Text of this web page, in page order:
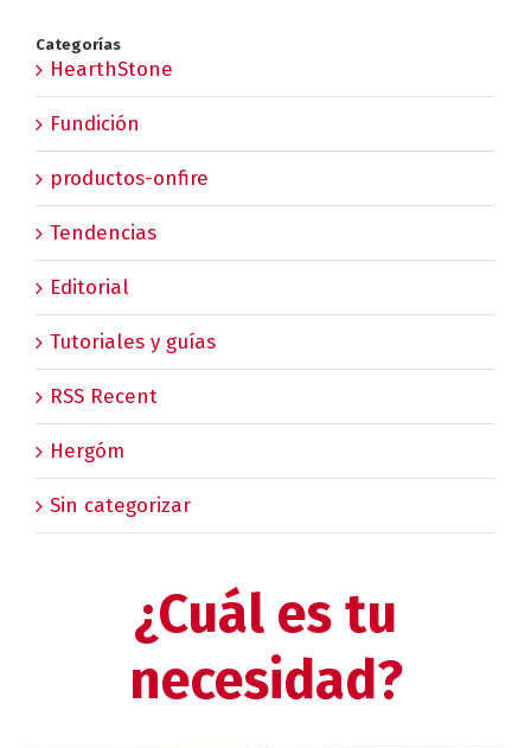
Categorías
HearthStone
Fundición
productos-onfire
Tendencias
Editorial
Tutoriales y guías
RSS Recent
Hergóm
Sin categorizar
¿Cuál es tu
necesidad?